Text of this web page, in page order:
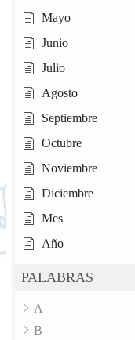
Mayo
Junio
Julio
Agosto
Septiembre
Octubre
Noviembre
Diciembre
Mes
Año
PALABRAS
A
B